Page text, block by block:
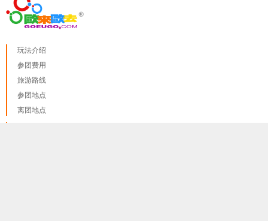
玩法介绍
参团费用
旅游路线
参团地点
离团地点